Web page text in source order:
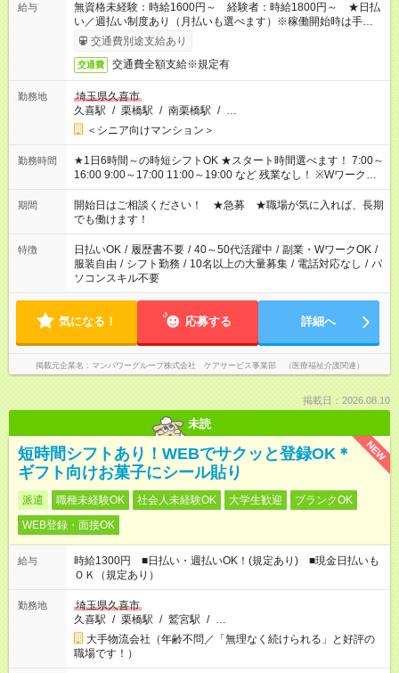
給与
無資格未経験：時給1600円～ 経験者：時給1800円～ ★日払
い／週払い制度あり（月払いも選べます）※稼働開始時は手続き
完了次第のお支払いとなります。
交通費別途支給あり
交通費 交通費全額支給※規定有
勤務地
埼玉県久喜市
久喜駅 / 栗橋駅 / 南栗橋駅 / …
＜シニア向けマンション＞
勤務時間
★1日6時間～の時短シフトOK ★スタート時間選べます！ 7:00～
16:00 9:00～17:00 11:00～19:00 など 残業なし！ ※Wワークの
場合、他のお仕事と合わせ週40時間超の就業はご案内できませ
ん ※法令に基づき、週20時間以上勤務は社会保険への加入対象
となります ※労働者派遣法（日雇い派遣の原則禁止）により、
短時間・短期間の就業はご案内が難しい場合があります
期間
開始日はご相談ください！ ★急募 ★職場が気に入れば、長期
でも働けます！
特徴 日払いOK / 履歴書不要 / 40～50代活躍中 / 副業・WワークOK /
服装自由 / シフト勤務 / 10名以上の大量募集 / 電話対応なし / パ
ソコンスキル不要
気になる！ 応募する 詳細へ
掲載元企業名 マンパワーグループ株式会社 ケアサービス事業部 （医療福祉介護関連）
掲載日：2026.08.10
未読
NEW
短時間シフトあり！WEBでサクッと登録OK＊
ギフト向けお菓子にシール貼り
派遣 職種未経験OK 社会人未経験OK 大学生歓迎
ブランクOK
WEB登録・面接OK
給与
時給1300円 ■日払い・週払いOK！(規定あり) ■現金日払いも
ＯＫ（規定あり）
勤務地
埼玉県久喜市
久喜駅 / 栗橋駅 / 鷲宮駅 / …
大手物流会社（年齢不問／「無理なく続けられる」と好評の
職場です！）